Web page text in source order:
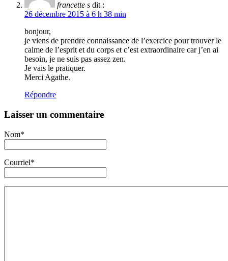
francette s dit :
26 décembre 2015 à 6 h 38 min
bonjour,
je viens de prendre connaissance de l’exercice pour trouver le
calme de l’esprit et du corps et c’est extraordinaire car j’en ai
besoin, je ne suis pas assez zen.
Je vais le pratiquer.
Merci Agathe.
Répondre
Laisser un commentaire
Nom*
Courriel*